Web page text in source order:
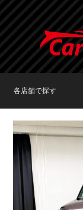
各店舗で探す
TOKYO店在庫車両
大阪店在庫車両
福岡店在庫車両